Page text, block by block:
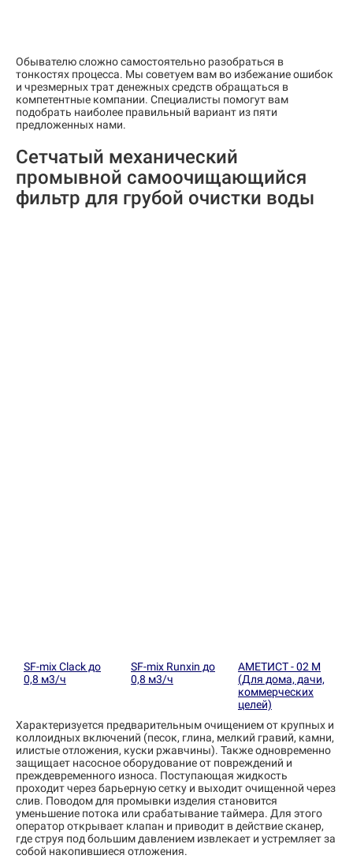
Обывателю сложно самостоятельно разобраться в
тонкостях процесса. Мы советуем вам во избежание ошибок
и чрезмерных трат денежных средств обращаться в
компетентные компании. Специалисты помогут вам
подобрать наиболее правильный вариант из пяти
предложенных нами.
Сетчатый механический
промывной самоочищающийся
фильтр для грубой очистки воды
SF-mix Clack до
0,8 м3/ч
SF-mix Runxin до
0,8 м3/ч
АМЕТИСТ - 02 М
(Для дома, дачи,
коммерческих
целей)
Характеризуется предварительным очищением от крупных и
коллоидных включений (песок, глина, мелкий гравий, камни,
илистые отложения, куски ржавчины). Также одновременно
защищает насосное оборудование от повреждений и
преждевременного износа. Поступающая жидкость
проходит через барьерную сетку и выходит очищенной через
слив. Поводом для промывки изделия становится
уменьшение потока или срабатывание таймера. Для этого
оператор открывает клапан и приводит в действие сканер,
где струя под большим давлением извлекает и устремляет за
собой накопившиеся отложения.